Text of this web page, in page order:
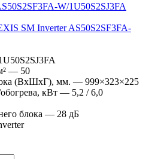
SM Inverter AS50S2SF3FA-
— 50
(ВхШхГ), мм. — 999×323×225
кВт — 5,2 / 6,0
блока — 28 дБ